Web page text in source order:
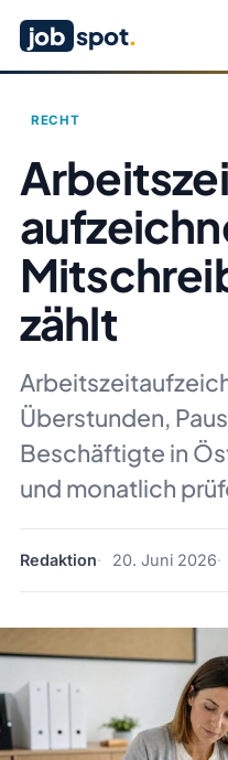
job spot.
RECHT
zählt
Überstunden,
Beschäftigte in
und monatlich
Redaktion 20. Juni 2026